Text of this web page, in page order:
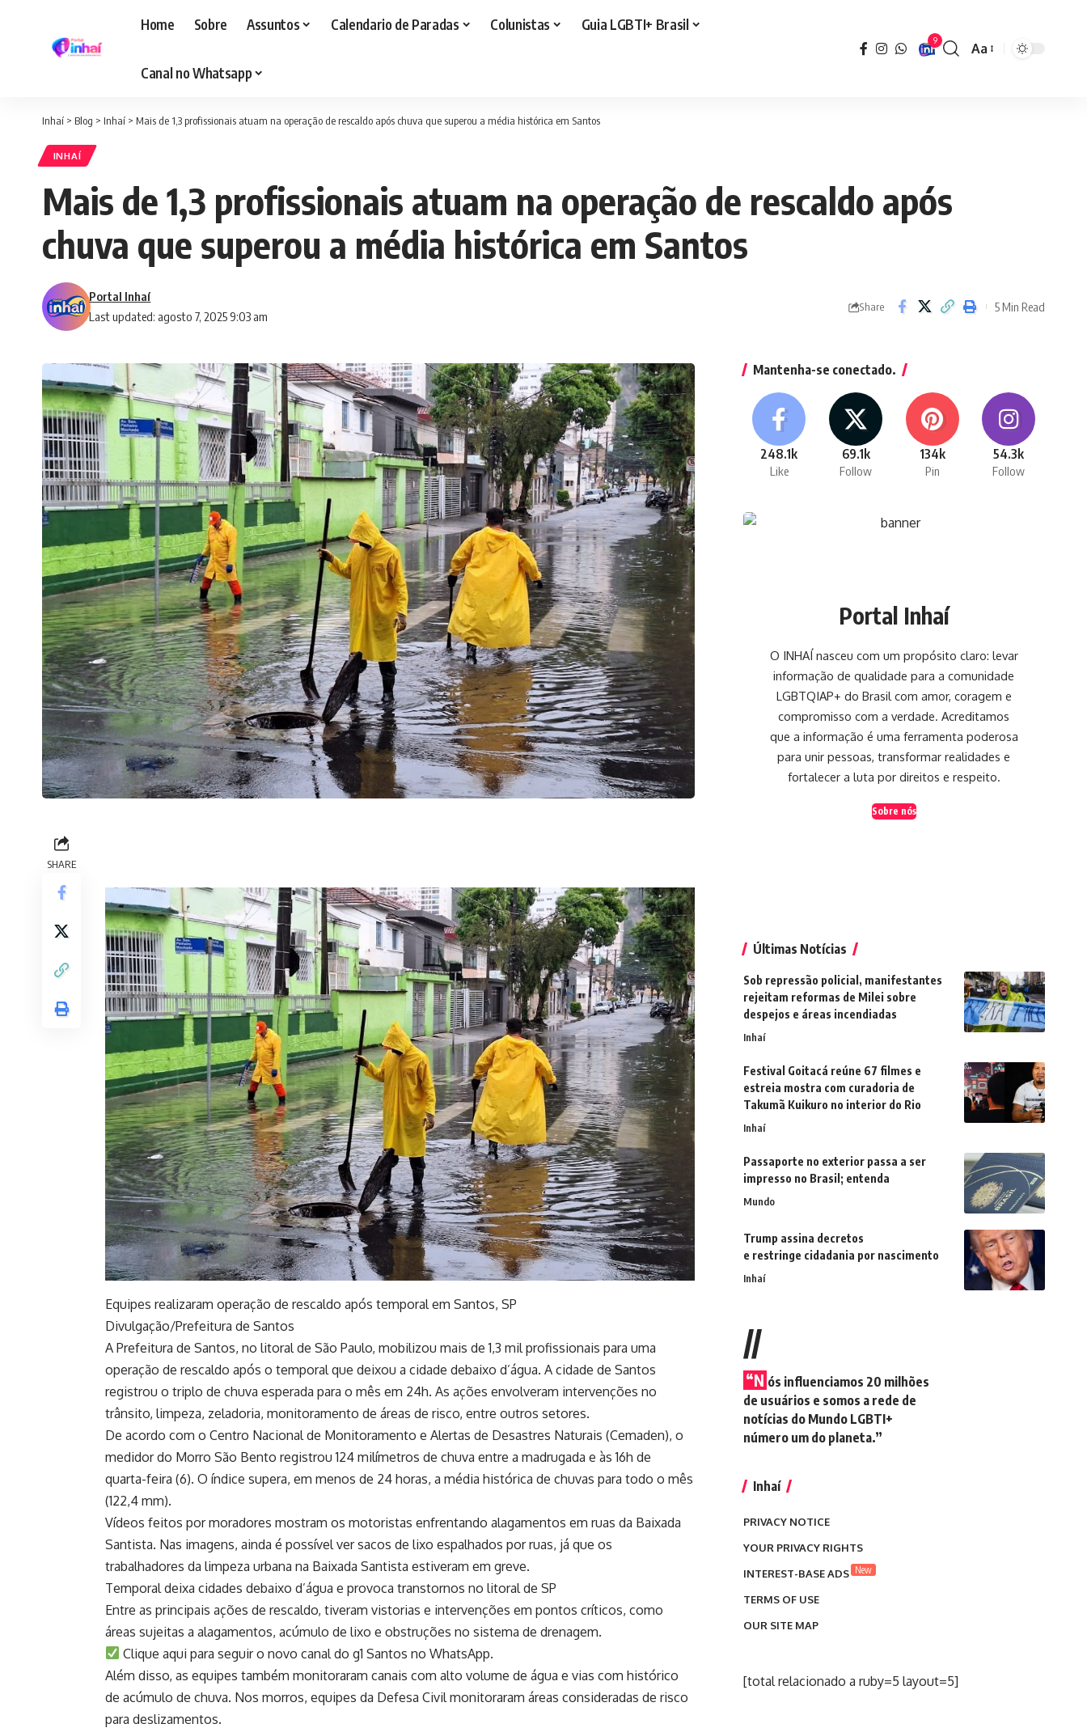
Home Sobre Assuntos Calendario de Paradas Colunistas Guia LGBTI+ Brasil
Canal no Whatsapp
9
Font
Aa
Inhaí > Blog > Inhaí > Mais de 1,3 profissionais atuam na operação de rescaldo após chuva que superou a média histórica em Santos
INHAÍ
Mais de 1,3 profissionais atuam na operação de rescaldo após
chuva que superou a média histórica em Santos
Last updated: agosto 7, 2025 9:03 am
Portal Inhaí
Share 5 Min Read
SHARE
Equipes realizaram operação de rescaldo após temporal em Santos, SP
Divulgação/Prefeitura de Santos
A Prefeitura de Santos, no litoral de São Paulo, mobilizou mais de 1,3 mil profissionais para uma
operação de rescaldo após o temporal que deixou a cidade debaixo d’água. A cidade de Santos
registrou o triplo de chuva esperada para o mês em 24h. As ações envolveram intervenções no
trânsito, limpeza, zeladoria, monitoramento de áreas de risco, entre outros setores.
De acordo com o Centro Nacional de Monitoramento e Alertas de Desastres Naturais (Cemaden), o
medidor do Morro São Bento registrou 124 milímetros de chuva entre a madrugada e às 16h de
quarta-feira (6). O índice supera, em menos de 24 horas, a média histórica de chuvas para todo o mês
(122,4 mm).
Vídeos feitos por moradores mostram os motoristas enfrentando alagamentos em ruas da Baixada
Santista. Nas imagens, ainda é possível ver sacos de lixo espalhados por ruas, já que os
trabalhadores da limpeza urbana na Baixada Santista estiveram em greve.
Temporal deixa cidades debaixo d’água e provoca transtornos no litoral de SP
Entre as principais ações de rescaldo, tiveram vistorias e intervenções em pontos críticos, como
áreas sujeitas a alagamentos, acúmulo de lixo e obstruções no sistema de drenagem.
Clique aqui para seguir o novo canal do g1 Santos no WhatsApp.
Além disso, as equipes também monitoraram canais com alto volume de água e vias com histórico
de acúmulo de chuva. Nos morros, equipes da Defesa Civil monitoraram áreas consideradas de risco
para deslizamentos.
Mantenha-se conectado.
248.1k
Like
69.1k
Follow
134k
Pin
54.3k
Follow
Portal Inhaí
O INHAÍ nasceu com um propósito claro: levar
informação de qualidade para a comunidade
LGBTQIAP+ do Brasil com amor, coragem e
compromisso com a verdade. Acreditamos
que a informação é uma ferramenta poderosa
para unir pessoas, transformar realidades e
fortalecer a luta por direitos e respeito.
Sobre nós
Últimas Notícias
Sob repressão policial, manifestantes
rejeitam reformas de Milei sobre
despejos e áreas incendiadas
Inhaí
Festival Goitacá reúne 67 filmes e
estreia mostra com curadoria de
Takumã Kuikuro no interior do Rio
Inhaí
Passaporte no exterior passa a ser
impresso no Brasil; entenda
Mundo
Trump assina decretos
e restringe cidadania por nascimento
Inhaí
//
“N ós influenciamos 20 milhões
de usuários e somos a rede de
notícias do Mundo LGBTI+
número um do planeta.”
Inhaí
PRIVACY NOTICE
YOUR PRIVACY RIGHTS
INTEREST-BASE ADS New
TERMS OF USE
OUR SITE MAP
[total relacionado a ruby=5 layout=5]